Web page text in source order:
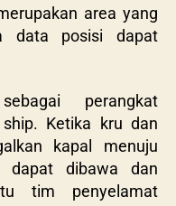
area yang
data posisi dapat
perangkat
Ketika kru dan
kapal menuju
dapat dibawa dan
tim penyelamat